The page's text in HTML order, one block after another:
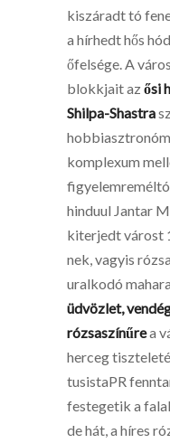
kiszáradt tó
a hírhedt hős
őfelsége. A
blokkjait azősi
Shilpa-Shastra
komplexum
hinduul Jantar
kiterjedt várost
nek, vagyis
uralkodó
üdvözlet,
rózsaszínűrea
herceg
tusistaPR
festegetik a
de hát, a híres